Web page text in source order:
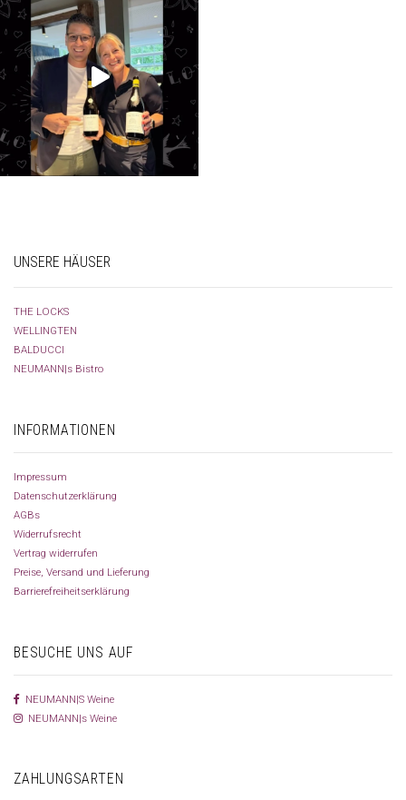
UNSERE HÄUSER
THE LOCKS
WELLINGTEN
BALDUCCI
NEUMANN|s Bistro
INFORMATIONEN
Impressum
Datenschutzerklärung
AGBs
Widerrufsrecht
Vertrag widerrufen
Preise, Versand und Lieferung
Barrierefreiheitserklärung
BESUCHE UNS AUF
NEUMANN|S Weine
NEUMANN|s Weine
ZAHLUNGSARTEN